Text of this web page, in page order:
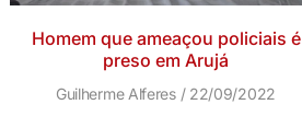
Homem que ameaçou policiais é
preso em Arujá
Guilherme Alferes 22/09/2022